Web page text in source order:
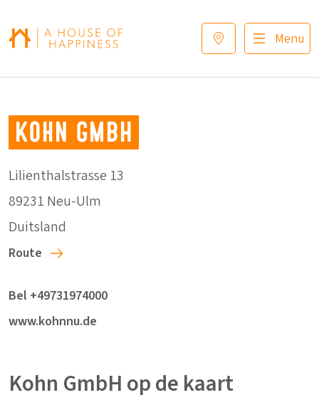
Menu
Kohn GmbH
Lilienthalstrasse 13
89231 Neu-Ulm
Duitsland
Route
Bel +49731974000
www.kohnnu.de
Kohn GmbH op de kaart